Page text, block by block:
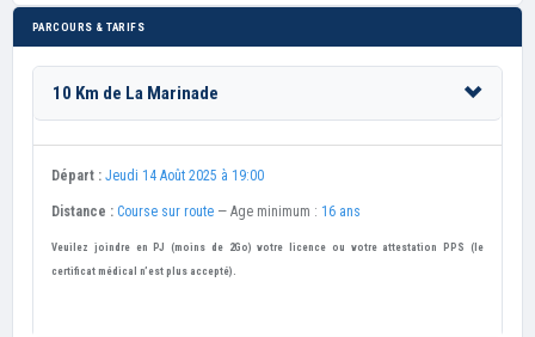
PARCOURS & TARIFS
10 Km de La Marinade
Départ : Jeudi 14 Août 2025 à 19:00
Distance : Course sur route — Age minimum : 16 ans
Veuilez joindre en PJ (moins de 2Go) votre licence ou votre attestation PPS (l e
certificat médical n’est plus accepté).